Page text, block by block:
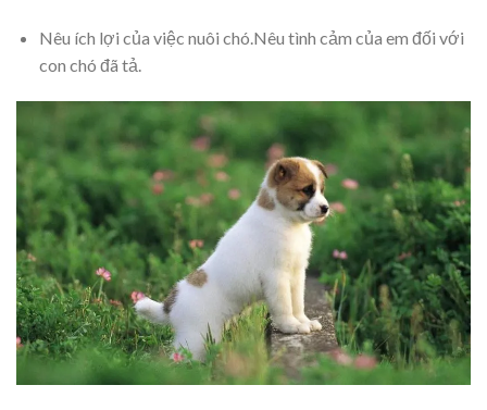
Nêu ích lợi của việc nuôi chó.Nêu tình cảm của em đối với
con chó đã tả.